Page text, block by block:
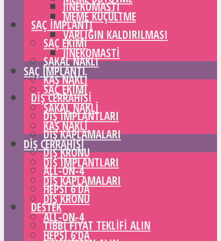
JINEKOMASTI
SAÇ IMPLANTI
SAÇ EKIMI
SAKAL NAKLI
KAŞ NAKLI
DIŞ CERRAHISI
DIŞ IMPLANTLARI
DIŞ KAPLAMALARI
DIŞ KRONU
ALL-ON-4
HEPSI 6’DA
DESTEK
TIBBI FIYAT TEKLIFI ALIN
MEME KÜÇÜLTME
VARLIĞIN KALDIRILMASI
JINEKOMASTI
SAÇ IMPLANTI
SAÇ EKIMI
SAKAL NAKLI
KAŞ NAKLI
DIŞ CERRAHISI
DIŞ IMPLANTLARI
DIŞ KAPLAMALARI
DIŞ KRONU
ALL-ON-4
HEPSI 6’DA